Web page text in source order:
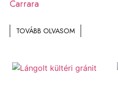
Carrara
TOVÁBB OLVASOM